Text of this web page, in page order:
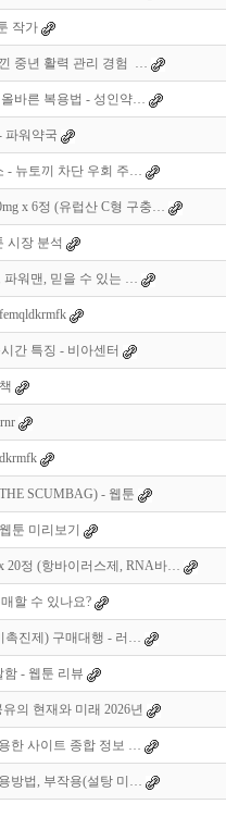
작가
중년 활력 관리 경험 …
바른 복용법 - 성인약…
파워약국
- 뉴토끼 차단 우회 주…
x 6정 (유럽산 C형 구충…
시장 분석
파워맨, 믿을 수 있는 …
간 특징 - 비아센터
SCUMBAG) - 웹툰
툰 미리보기
20정 (항바이러스제, RNA바…
할 수 있나요?
촉진제) 구매대행 - 러…
- 웹툰 리뷰
의 현재와 미래 2026년
한 사이트 종합 정보 …
방법, 부작용(설탕 미…